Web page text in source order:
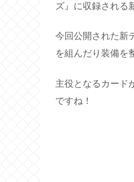
ズ』に収録される
今回公開された新
を組んだり装備を
主役となるカード
ですね！